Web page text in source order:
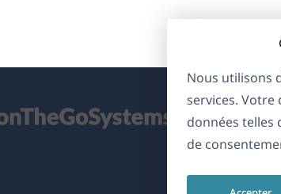
Nous utilisons
services.
données telles
de